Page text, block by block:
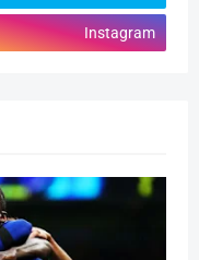
Instagram